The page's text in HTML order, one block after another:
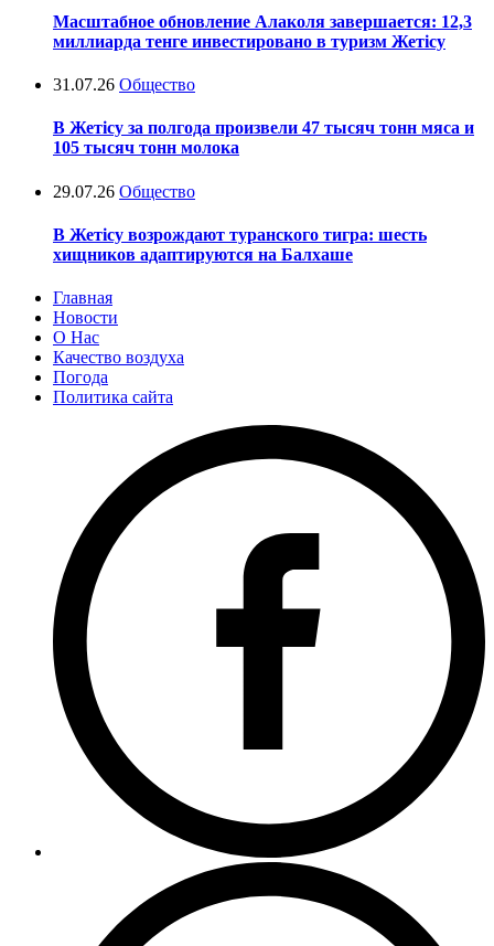
Масштабное обновление Алаколя завершается: 12,3
миллиарда тенге инвестировано в туризм Жетісу
31.07.26 Общество
В Жетісу за полгода произвели 47 тысяч тонн мяса и
105 тысяч тонн молока
29.07.26 Общество
В Жетісу возрождают туранского тигра: шесть
хищников адаптируются на Балхаше
Главная
Новости
О Нас
Качество воздуха
Погода
Политика сайта